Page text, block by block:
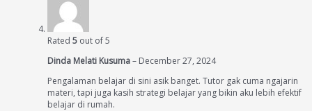
Rated 5 out of 5
Dinda Melati Kusuma– December 27, 2024
Pengalaman belajar di sini asik banget. Tutor gak cuma ngajarin
materi, tapi juga kasih strategi belajar yang bikin aku lebih efektif
belajar di rumah.